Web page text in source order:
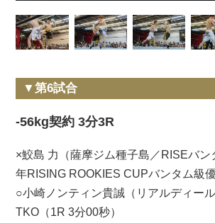
▼第6試合
-56kg契約 3分3R
×鮫島 力（薩摩ジム種子島／RISEバ
年RISING ROOKIES CUPバンタム級優
○小崎ノンティン貴誠（リアルディール
TKO（1R 3分00秒）